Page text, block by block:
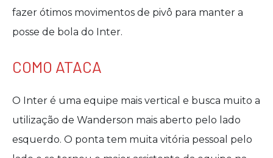
fazer ótimos movimentos de pivô para manter a
posse de bola do Inter.
COMO ATACA
O Inter é uma equipe mais vertical e busca muito a
utilização de Wanderson mais aberto pelo lado
esquerdo. O ponta tem muita vitória pessoal pelo